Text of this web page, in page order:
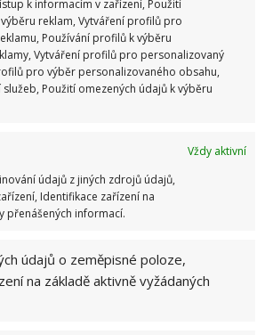
k informacím v zařízení, Použití
reklam, Vytváření profilů pro
Používání profilů k výběru
Vytváření profilů pro personalizovaný
pro výběr personalizovaného obsahu,
Použití omezených údajů k výběru
Vždy aktivní
údajů z jiných zdrojů údajů,
Identifikace zařízení na
přenášených informací.
údajů o zeměpisné poloze,
na základě aktivně vyžádaných